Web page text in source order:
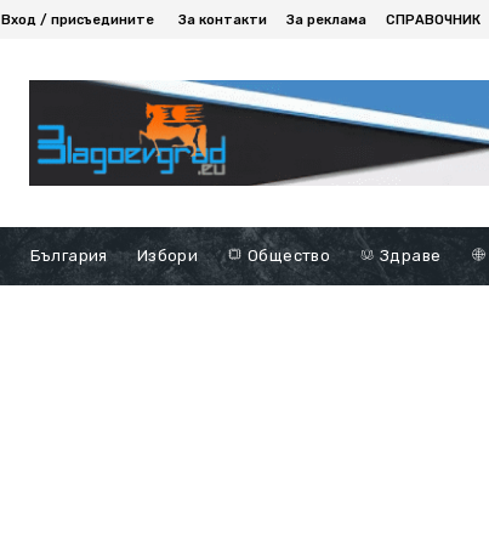
Вход / присъедините За контакти За реклама СПРАВОЧНИК
България Избори Общество Здраве